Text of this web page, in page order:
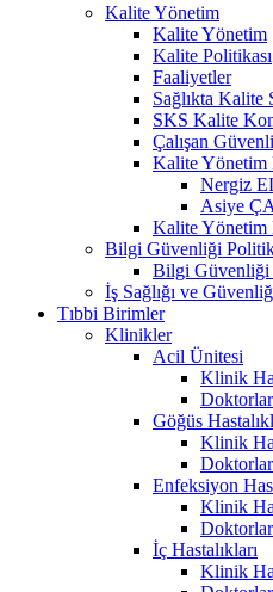
Kalite Yönetim
Kalite Yönetim
Kalite Politikası
Faaliyetler
Sağlıkta Kalite
SKS Kalite
Çalışan
Kalite Yönetim
Nergiz
Asiye
Kalite
Bilgi Güvenliği
Bilgi
İş Sağlığı ve
Tıbbi Birimler
Klinikler
Acil Ünitesi
Klinik
Göğüs
Klinik
Enfeksiyon
Klinik
İç Hastalıkları
Klinik